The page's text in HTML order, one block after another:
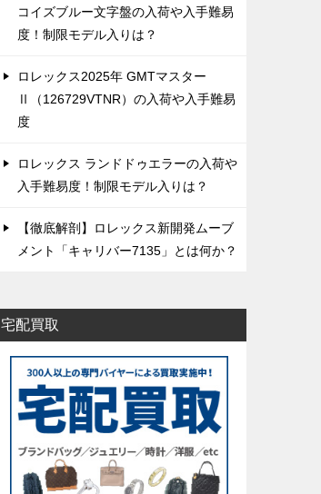
コイズブルー文字盤の入荷や入手難易
度！制限モデル入りは？
ロレックス2025年 GMTマスター
Ⅱ（126729VTNR）の入荷や入手難易
度
ロレックス ランドドゥエラーの入荷や
入手難易度！制限モデル入りは？
【徹底解剖】ロレックス新開発ムーブ
メント「キャリバー7135」とは何か？
宅配買取